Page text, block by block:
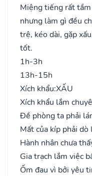
Miệng tiếng rất
nhưng làm gì đều
trệ, kéo dài, gặp
tốt.
1h-3h
13h-15h
Xích khẩu:XẤU
Xích khẩu lắm
Đề phòng ta phải
Mất của kíp phải dò
Hành nhân chưa
Gia trạch lắm việc
Ốm đau vì bởi yêu